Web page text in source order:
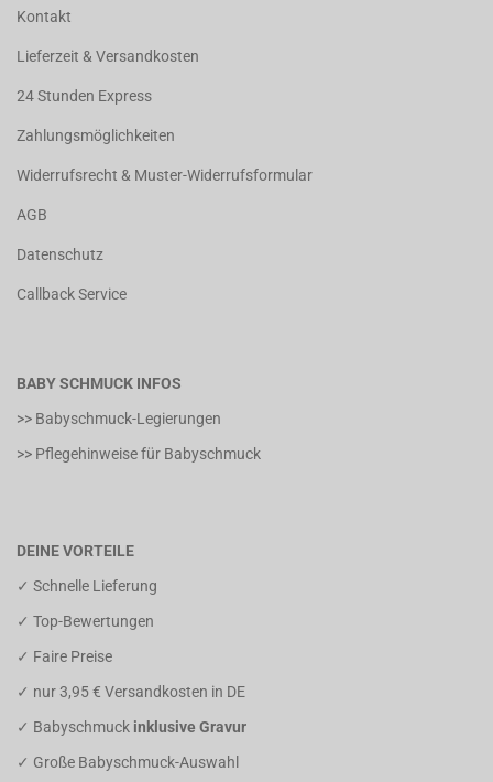
Kontakt
Lieferzeit & Versandkosten
24 Stunden Express
Zahlungsmöglichkeiten
Widerrufsrecht & Muster-Widerrufsformular
AGB
Datenschutz
Callback Service
BABY SCHMUCK INFOS
>> Babyschmuck-Legierungen
>> Pflegehinweise für Babyschmuck
DEINE VORTEILE
✓ Schnelle Lieferung
✓ Top-Bewertungen
✓ Faire Preise
✓ nur 3,95 € Versandkosten in DE
✓ Babyschmuck inklusive Gravur
✓ Große Babyschmuck-Auswahl